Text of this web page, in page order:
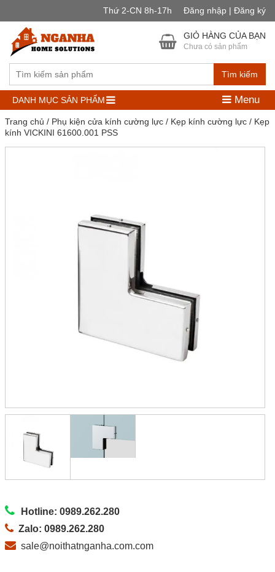
Thứ 2-CN 8h-17h Đăng nhập | Đăng ký
Tìm kiếm
GIỎ HÀNG CỦA BẠN
Chưa có sản phẩm
DANH MỤC SẢN PHẨM Menu
Trang chủ / Phụ kiện cửa kính cường lực/ Kẹp kính cường lực/ Kẹp
kính VICKINI 61600.001 PSS
Hotline: 0989.262.280
Zalo: 0989.262.280
sale@noithatnganha.com.com